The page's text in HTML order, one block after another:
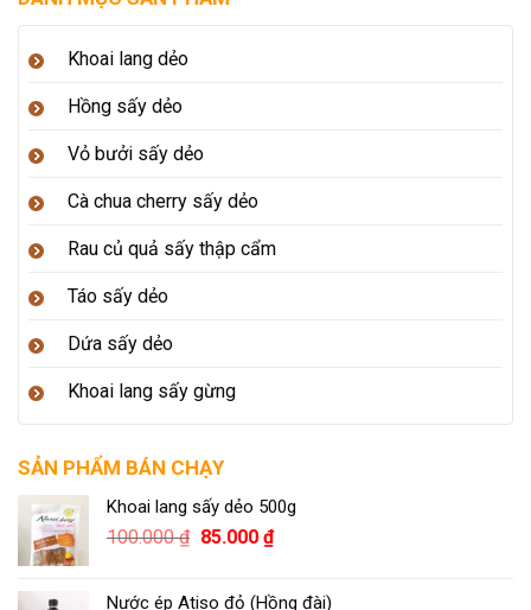
Khoai lang dẻo
Hồng sấy dẻo
Vỏ bưởi sấy dẻo
Cà chua cherry sấy dẻo
Rau củ quả sấy thập cẩm
Táo sấy dẻo
Dứa sấy dẻo
Khoai lang sấy gừng
SẢN PHẨM BÁN CHẠY
Khoai lang sấy dẻo 500g
100.000₫ 85.000 ₫
Nước ép Atiso đỏ (Hồng đài)